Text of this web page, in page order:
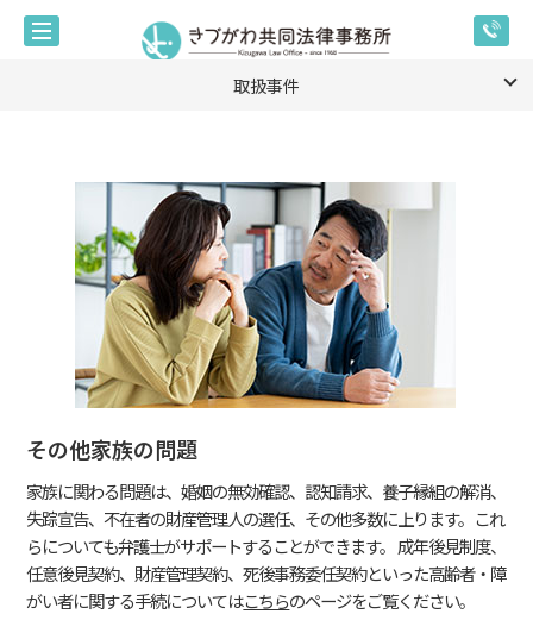
取扱事件
その他家族の問題
家族に関わる問題は、婚姻の無効確認、認知請求、養子縁組の解消、
失踪宣告、不在者の財産管理人の選任、その他多数に上ります。これ
らについても弁護士がサポートすることができます。 成年後見制度、
任意後見契約、財産管理契約、死後事務委任契約といった高齢者・障
がい者に関する手続についてはこちらのページをご覧ください。